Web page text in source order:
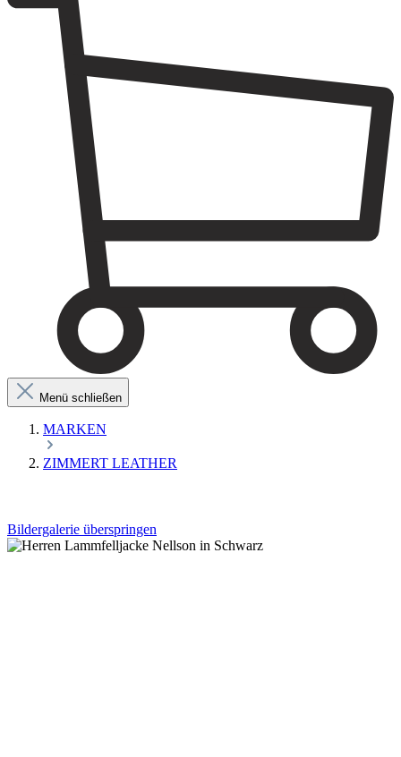
Menü schließen
MARKEN
ZIMMERT LEATHER
Bildergalerie überspringen